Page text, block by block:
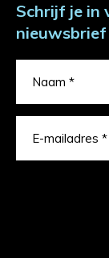
Schrijf je in
nieuwsbrief